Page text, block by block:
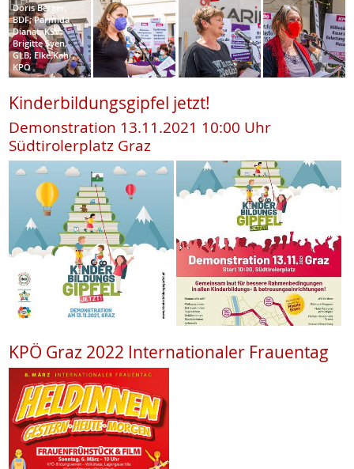
Doris Berger,
BDF; Parmida
Dianat, KSV;
Brigitte Syen,
GLB; Elke Kahr,
KPÖ
Kinderbildungsgipfel jetzt!
Demonstration 13.11.2021 10:00 Uhr
Südtirolerplatz Graz
KPÖ Graz 2022 Internationaler Frauentag